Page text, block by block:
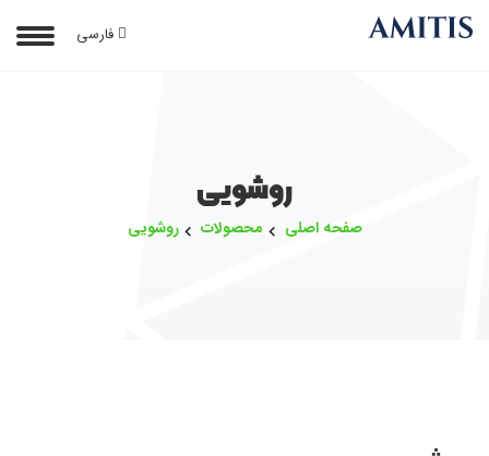
فارسی
روشویی
صفحه اصلی محصولات روشویی